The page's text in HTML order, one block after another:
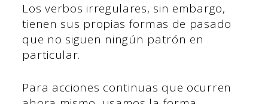
Los verbos irregulares, sin embargo,
tienen sus propias formas de pasado
que no siguen ningún patrón en
particular.
Para acciones continuas que ocurren